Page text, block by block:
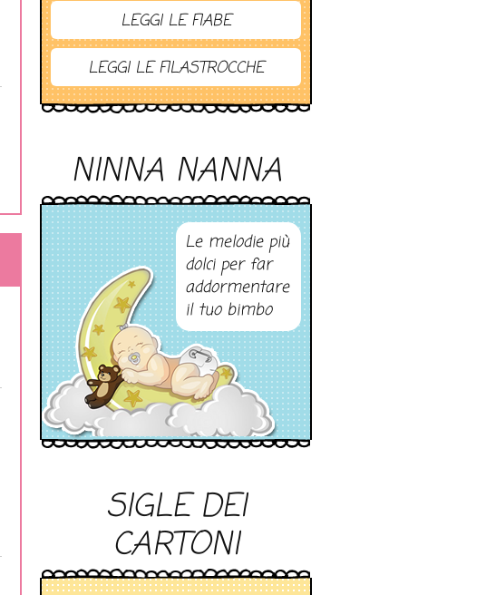
LEGGI LE FIABE
LEGGI LE FILASTROCCHE
NINNA NANNA
Le melodie più
dolci per far
addormentare
il tuo bimbo
SIGLE DEI
CARTONI